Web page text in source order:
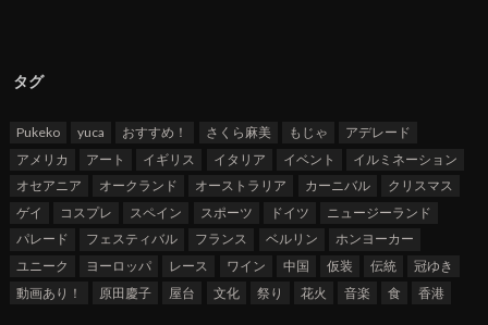
タグ
Pukeko yuca おすすめ！ さくら麻美 もじゃ
アデレード
アメリカ
アート イギリス イタリア イベント
イルミネーション
オセアニア
オークランド オーストラリア カーニバル
クリスマス
ゲイ
コスプレ スペイン スポーツ ドイツ
ニュージーランド
パレード
フェスティバル フランス ベルリン
ホンヨーカー
ユニーク
ヨーロッパ レース ワイン 中国 仮装 伝統
冠ゆき
動画あり！
原田慶子 屋台 文化 祭り 花火 音楽 食 香港